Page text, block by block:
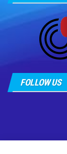
FOLLOW US